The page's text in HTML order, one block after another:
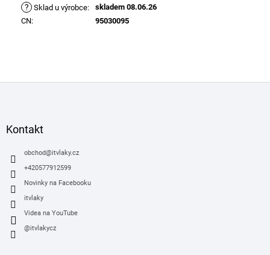
? Sklad u výrobce:
skladem 08.06.26
CN: 95030095
Kontakt
obchod@itvlaky.cz
+420577912599
Novinky na Facebooku
itvlaky
Videa na YouTube
@itvlakycz